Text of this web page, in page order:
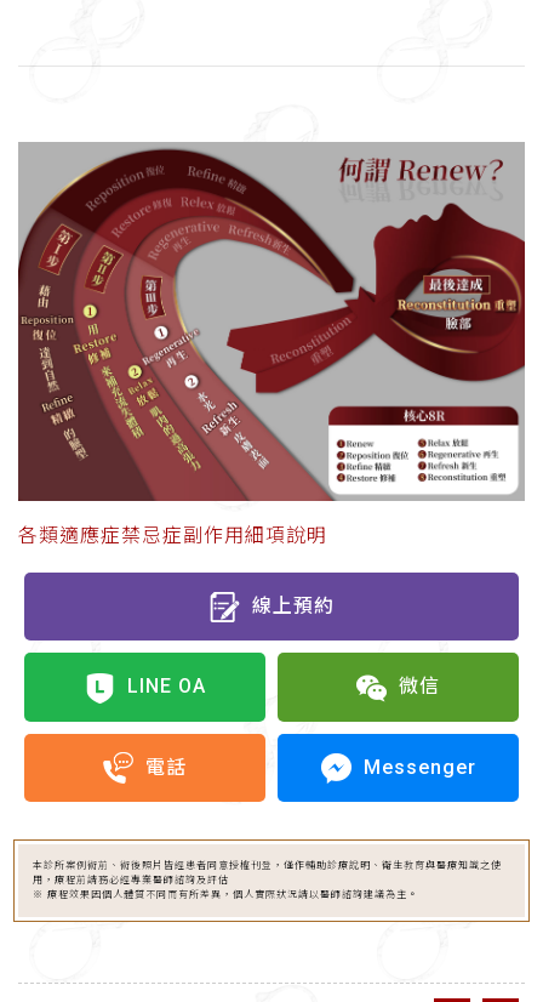
各類適應症禁忌症副作用細項說明
線上預約
LINE OA 微信
電話 Messenger
本診所案例術前、術後照片皆經患者同意授權刊登，僅作輔助診療說明、衛生教育與醫療知識之使
用，療程前請務必經專業醫師諮詢及評估
※ 療程效果因個人體質不同而有所差異，個人實際狀況請以醫師諮詢建議為主。